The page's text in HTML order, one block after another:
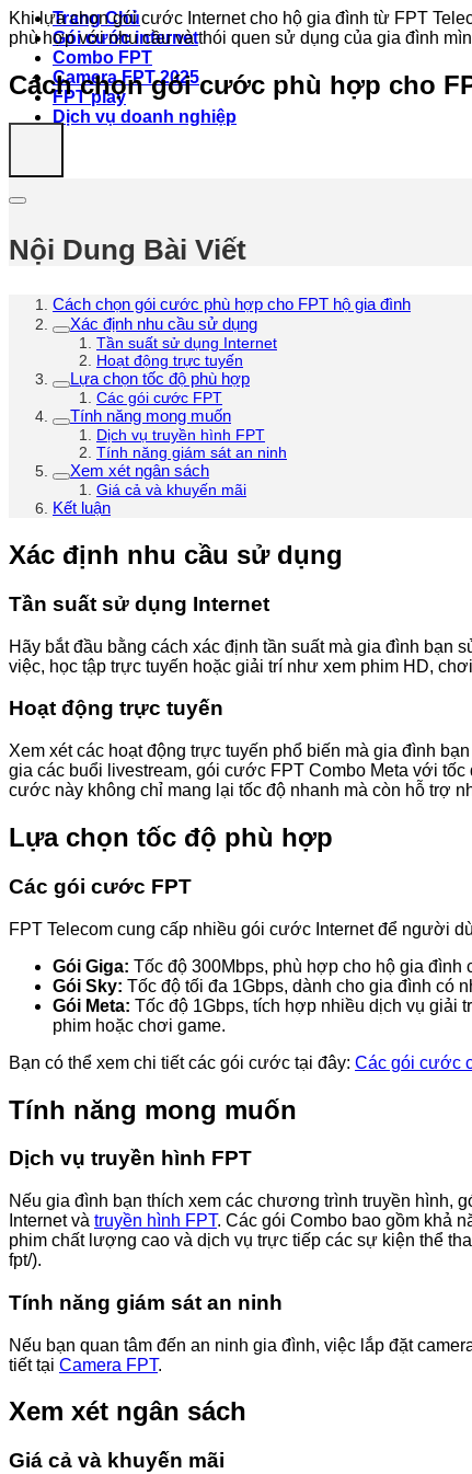
Trang Chủ
Gói cước internet
Combo FPT
Camera FPT 2025
FPT play
Dịch vụ doanh nghiệp
Khi lựa chọn gói cước Internet cho hộ gia đình từ FPT
phù hợp với nhu cầu và thói quen sử dụng của gia đình
Cách chọn gói cước phù hợp cho
Nội Dung Bài Viết
Cách chọn gói cước phù hợp cho FPT hộ gia đình
Xác định nhu cầu sử dụng
Tần suất sử dụng Internet
Hoạt động trực tuyến
Lựa chọn tốc độ phù hợp
Các gói cước FPT
Tính năng mong muốn
Dịch vụ truyền hình FPT
Tính năng giám sát an ninh
Xem xét ngân sách
Giá cả và khuyến mãi
Kết luận
Xác định nhu cầu sử dụng
Tần suất sử dụng Internet
Hãy bắt đầu bằng cách xác định tần suất mà gia đình
việc, học tập trực tuyến hoặc giải trí như xem phim HD,
Hoạt động trực tuyến
Xem xét các hoạt động trực tuyến phổ biến mà gia đình
gia các buổi livestream, gói cước FPT Combo Meta với
cước này không chỉ mang lại tốc độ nhanh mà còn hỗ trợ
Lựa chọn tốc độ phù hợp
Các gói cước FPT
FPT Telecom cung cấp nhiều gói cước Internet để người
Gói Giga: Tốc độ 300Mbps, phù hợp cho hộ gia
Gói Sky: Tốc độ tối đa 1Gbps, dành cho gia đình có
Gói Meta: Tốc độ 1Gbps, tích hợp nhiều dịch vụ giải
phim hoặc chơi game.
Bạn có thể xem chi tiết các gói cước tại đây: Các gói cước
Tính năng mong muốn
Dịch vụ truyền hình FPT
Nếu gia đình bạn thích xem các chương trình truyền hình,
Internet và truyền hình FPT. Các gói Combo bao gồm khả
phim chất lượng cao và dịch vụ trực tiếp các sự kiện thể
fpt/).
Tính năng giám sát an ninh
Nếu bạn quan tâm đến an ninh gia đình, việc lắp đặt
tiết tại Camera FPT.
Xem xét ngân sách
Giá cả và khuyến mãi